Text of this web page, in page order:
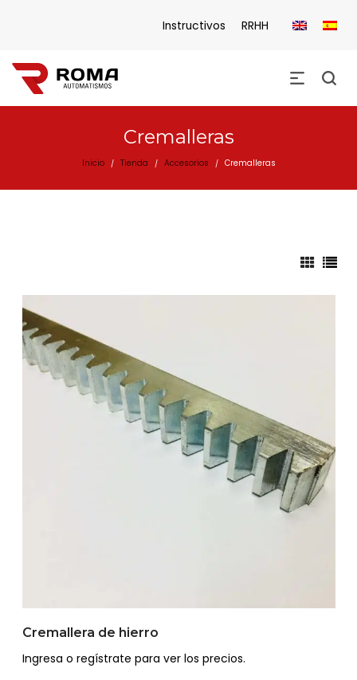
Instructivos RRHH
Cremalleras
Inicio / Tienda / Accesorios / Cremalleras
Cremallera de hierro
Ingresa o regístrate para ver los precios.